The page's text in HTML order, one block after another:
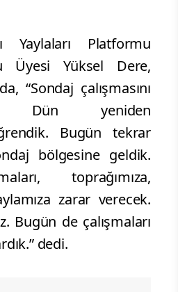
Yaylaları Platformu
Üyesi Yüksel Dere,
“Sondaj çalışmasını
Dün yeniden
Bugün tekrar
bölgesine geldik.
toprağımıza,
zarar verecek.
Bugün de çalışmaları
dedi.